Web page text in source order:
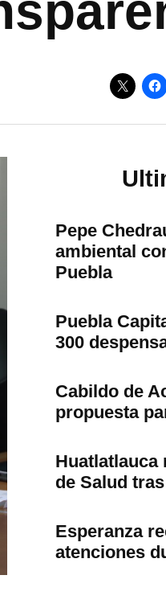
Pepe
ambiental
Puebla
Puebla
300
Cabildo de
propuesta
Huatlatlauca
de Salud
Esperanza
atenciones